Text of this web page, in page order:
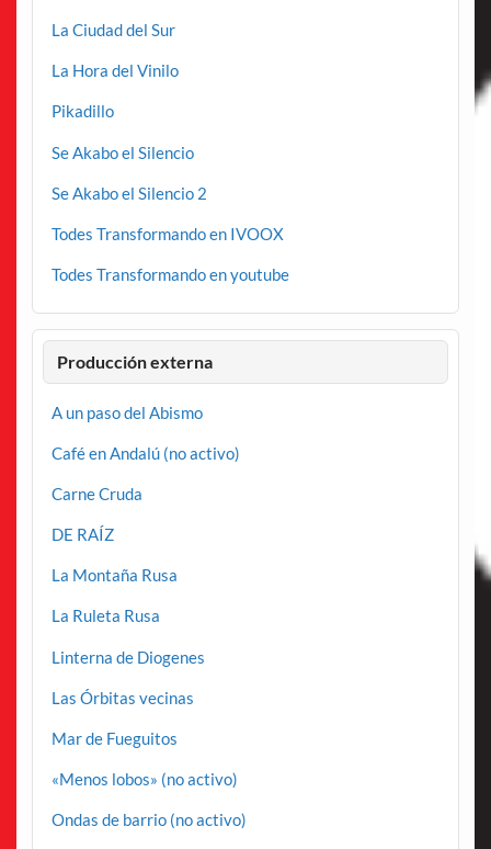
La Ciudad del Sur
La Hora del Vinilo
Pikadillo
Se Akabo el Silencio
Se Akabo el Silencio 2
Todes Transformando en IVOOX
Todes Transformando en youtube
Producción externa
A un paso del Abismo
Café en Andalú (no activo)
Carne Cruda
DE RAÍZ
La Montaña Rusa
La Ruleta Rusa
Linterna de Diogenes
Las Órbitas vecinas
Mar de Fueguitos
«Menos lobos» (no activo)
Ondas de barrio (no activo)